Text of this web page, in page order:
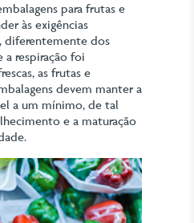
para frutas e
às exigências
diferentemente dos
a respiração foi
as frutas e
devem manter a
a um mínimo, de tal
e a maturação